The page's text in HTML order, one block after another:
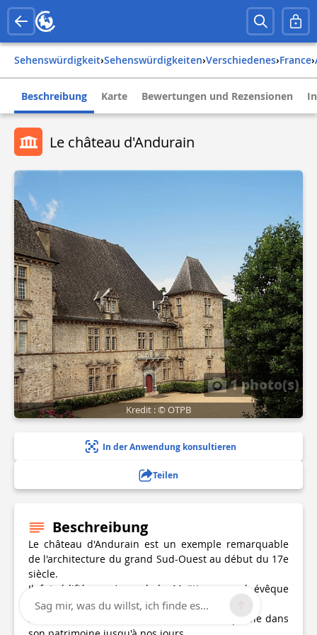
Sehenswürdigkeit› Sehenswürdigkeiten› Verschiedenes› france›
Beschreibung Karte Bewertungen und Rezensionen
Le château d'Andurain
1 photo(s)
Kredit : © OTPB
In der Anwendung konsultieren
Teilen
Beschreibung
Le château d'Andurain est un exemple remarquable
de l'architecture du grand Sud-Ouest au début du 17e
siècle.
Il fut édifié par Arnaud de Maÿtie, nommé évêque
d'Oloron par Henri IV en 1598.
Sa famille conserve cette demeure remarquable dans
Sag mir, was du willst, ich finde es...